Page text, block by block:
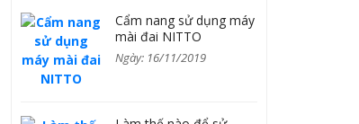
Cẩm nang sử dụng máy
mài đai NITTO
Ngày: 16/11/2019